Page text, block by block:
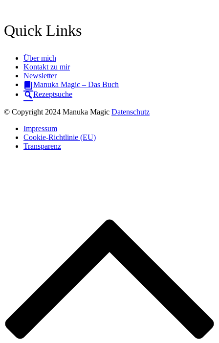
Quick Links
Über mich
Kontakt zu mir
Newsletter
Manuka Magic – Das Buch
Rezeptsuche
© Copyright 2024 Manuka Magic Datenschutz
Impressum
Cookie-Richtlinie (EU)
Transparenz